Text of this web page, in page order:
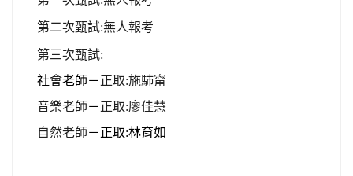
第二次甄試:無人報考
第三次甄試:
社會老師－正取:施馷甯
音樂老師－正取:廖佳慧
自然老師－正取:林育如